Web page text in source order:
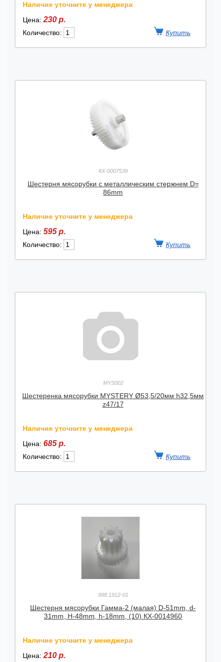
Наличие уточните у менеджера
Цена: 230 р.
Количество:
КХ-0007539
Шестерня мясорубки с металлическим стержнем D=
86mm
Наличие уточните у менеджера
Цена: 595 р.
Количество:
MYS002
Шестеренка мясорубки MYSTERY Ø53,5/20мм h32,5мм
z47/17
Наличие уточните у менеджера
Цена: 685 р.
Количество:
998.1912-01
Шестерня мясорубки Гамма-2 (малая) D-51mm, d-
31mm, H-48mm, h-18mm, (10) КХ-0014960
Наличие уточните у менеджера
Цена: 210 р.